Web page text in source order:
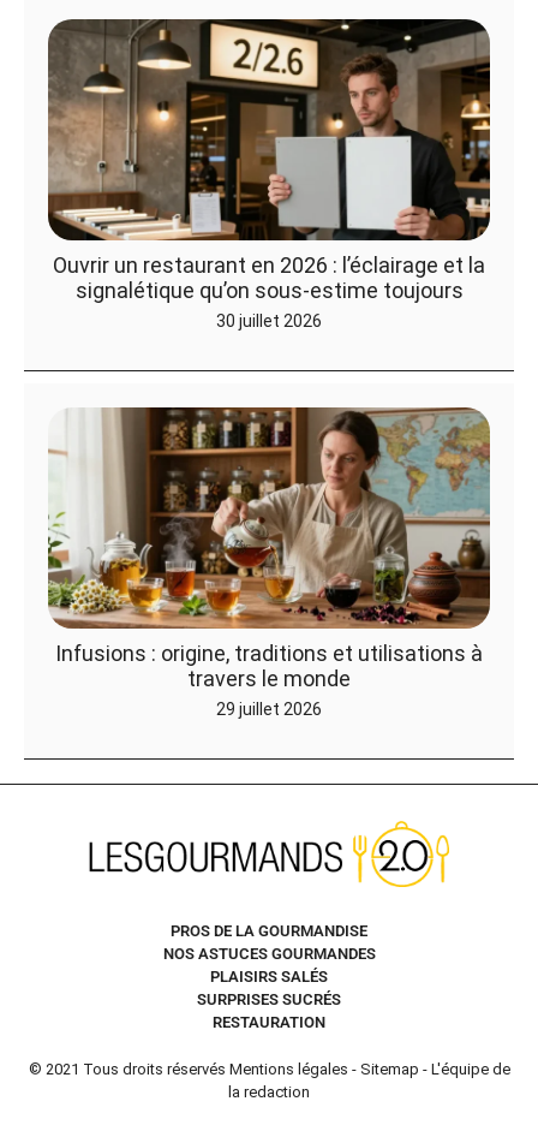
Ouvrir un restaurant en 2026 : l’éclairage et la
signalétique qu’on sous-estime toujours
30 juillet 2026
Infusions : origine, traditions et utilisations à
travers le monde
29 juillet 2026
PROS DE LA GOURMANDISE
NOS ASTUCES GOURMANDES
PLAISIRS SALÉS
SURPRISES SUCRÉS
RESTAURATION
© 2021 Tous droits réservés Mentions légales - Sitemap - L'équipe de
la redaction